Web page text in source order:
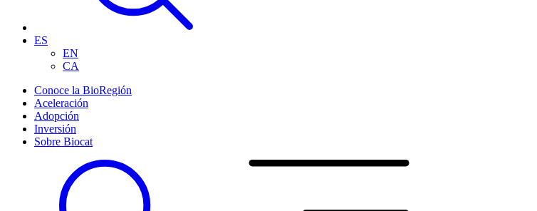
ES
EN
CA
Conoce la BioRegión
Aceleración
Adopción
Inversión
Sobre Biocat